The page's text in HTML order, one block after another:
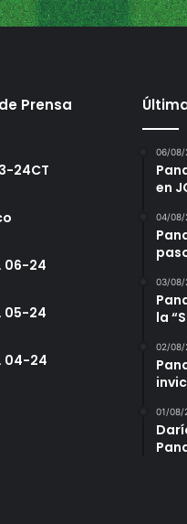
r
o
Prensa
24CT
06-24
05-24
04-24
06/08/
en
04/08/
03/08/
la
02/08/
01/08/